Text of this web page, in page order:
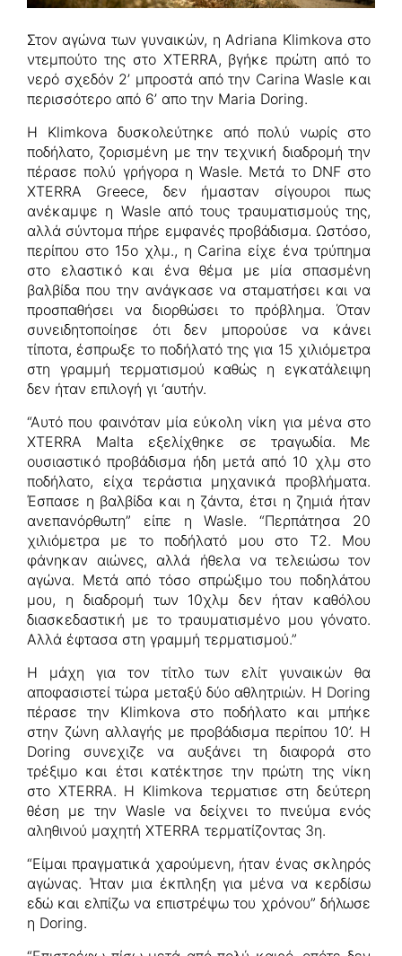
Στον αγώνα των γυναικών, η Adriana Klimkova στο
ντεμπούτο της στο XTERRA, βγήκε πρώτη από το
νερό σχεδόν 2’ μπροστά από την Carina Wasle και
περισσότερο από 6’ απο την Maria Doring.
Η Klimkova δυσκολεύτηκε από πολύ νωρίς στο
ποδήλατο, ζορισμένη με την τεχνική διαδρομή την
πέρασε πολύ γρήγορα η Wasle. Μετά το DNF στο
XTERRA Greece, δεν ήμασταν σίγουροι πως
ανέκαμψε η Wasle από τους τραυματισμούς της,
αλλά σύντομα πήρε εμφανές προβάδισμα. Ωστόσο,
περίπου στο 15ο χλμ., η Carina είχε ένα τρύπημα
στο ελαστικό και ένα θέμα με μία σπασμένη
βαλβίδα που την ανάγκασε να σταματήσει και να
προσπαθήσει να διορθώσει το πρόβλημα. Όταν
συνειδητοποίησε ότι δεν μπορούσε να κάνει
τίποτα, έσπρωξε το ποδήλατό της για 15 χιλιόμετρα
στη γραμμή τερματισμού καθώς η εγκατάλειψη
δεν ήταν επιλογή γι ‘αυτήν.
“Αυτό που φαινόταν μία εύκολη νίκη για μένα στο
XTERRA Malta εξελίχθηκε σε τραγωδία. Με
ουσιαστικό προβάδισμα ήδη μετά από 10 χλμ στο
ποδήλατο, είχα τεράστια μηχανικά προβλήματα.
Έσπασε η βαλβίδα και η ζάντα, έτσι η ζημιά ήταν
ανεπανόρθωτη” είπε η Wasle. “Περπάτησα 20
χιλιόμετρα με το ποδήλατό μου στο T2. Μου
φάνηκαν αιώνες, αλλά ήθελα να τελειώσω τον
αγώνα. Μετά από τόσο σπρώξιμο του ποδηλάτου
μου, η διαδρομή των 10χλμ δεν ήταν καθόλου
διασκεδαστική με το τραυματισμένο μου γόνατο.
Αλλά έφτασα στη γραμμή τερματισμού.”
Η μάχη για τον τίτλο των ελίτ γυναικών θα
αποφασιστεί τώρα μεταξύ δύο αθλητριών. Η Doring
πέρασε την Klimkova στο ποδήλατο και μπήκε
στην ζώνη αλλαγής με προβάδισμα περίπου 10’. Η
Doring συνεχιζε να αυξάνει τη διαφορά στο
τρέξιμο και έτσι κατέκτησε την πρώτη της νίκη
στο XTERRA. H Klimkova τερματισε στη δεύτερη
θέση με την Wasle να δείχνει το πνεύμα ενός
αληθινού μαχητή XTERRA τερματίζοντας 3η.
“Είμαι πραγματικά χαρούμενη, ήταν ένας σκληρός
αγώνας. Ήταν μια έκπληξη για μένα να κερδίσω
εδώ και ελπίζω να επιστρέψω του χρόνου” δήλωσε
η Doring.